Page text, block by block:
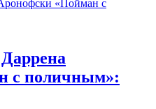
с поличным»: